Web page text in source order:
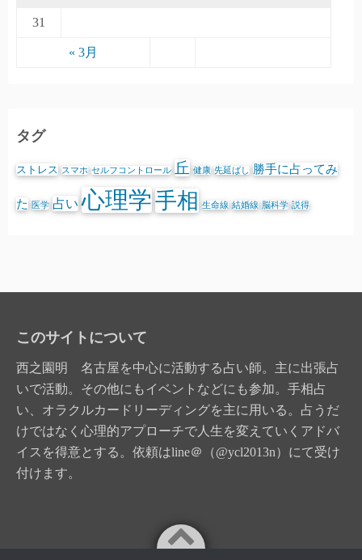
« 3月
31
タグ
ストレス スマホ セルフコントロール 丘 健康 先延ばし 勝手に占ってみ
た 医学 占い 心理学手相 生命線 結婚線 脳科学 説得
このサイトについて
西之園明 名古屋を中心に活動する占い師。主に出張占
いで活動。その他にもイベントなどにも参加。手相占
い、オラクルカードリーディングを主に用いる。占うだ
けではなく心理的アプローチで人生を変えていくアドバ
イスを得意とする。依頼はline＠（@ycl2013n）にて受け
付けます。